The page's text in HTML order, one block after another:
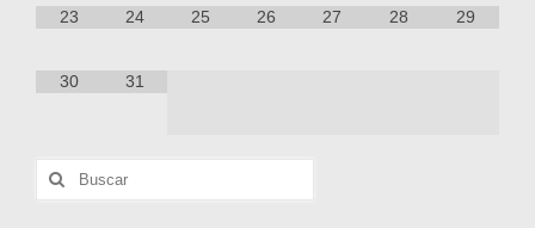
23 24 25 26 27 28 29
30 31